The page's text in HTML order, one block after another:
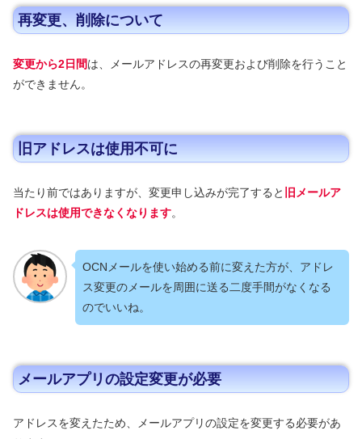
再変更、削除について
変更から2日間は、メールアドレスの再変更および削除を行うこと
ができません。
旧アドレスは使用不可に
当たり前ではありますが、変更申し込みが完了すると 旧メールア
ドレスは使用できなくなります。
OCNメールを使い始める前に変えた方が、アドレ
ス変更のメールを周囲に送る二度手間がなくなる
のでいいね。
メールアプリの設定変更が必要
アドレスを変えたため、メールアプリの設定を変更する必要があ